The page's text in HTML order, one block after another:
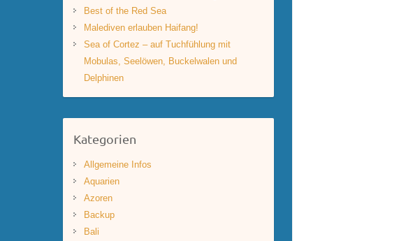
Best of the Red Sea
Malediven erlauben Haifang!
Sea of Cortez – auf Tuchfühlung mit
Mobulas, Seelöwen, Buckelwalen und
Delphinen
Kategorien
Allgemeine Infos
Aquarien
Azoren
Backup
Bali